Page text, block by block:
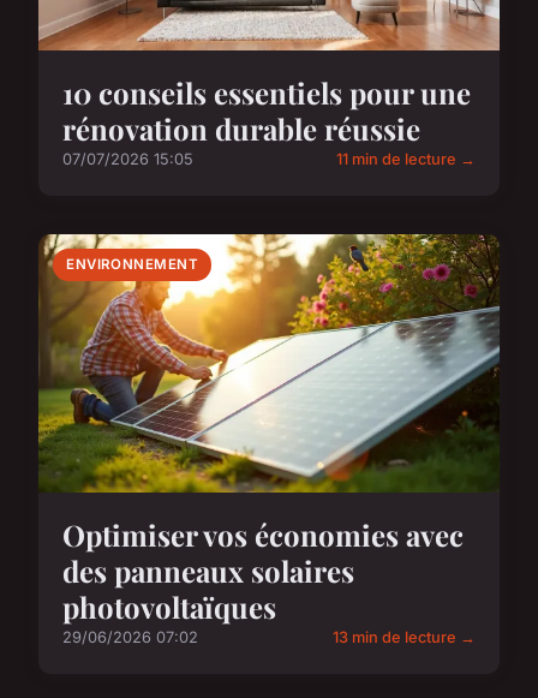
10 conseils essentiels pour une
rénovation durable réussie
07/07/2026 15:05 11 min de lecture →
ENVIRONNEMENT
Optimiser vos économies avec
des panneaux solaires
photovoltaïques
29/06/2026 07:02 13 min de lecture →